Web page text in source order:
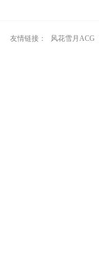
友情链接： 风花雪月ACG